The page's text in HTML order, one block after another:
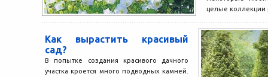
целые коллекции
Как вырастить красивый
сад?
В попытке создания красивого дачного
участка кроется много подводных камней.